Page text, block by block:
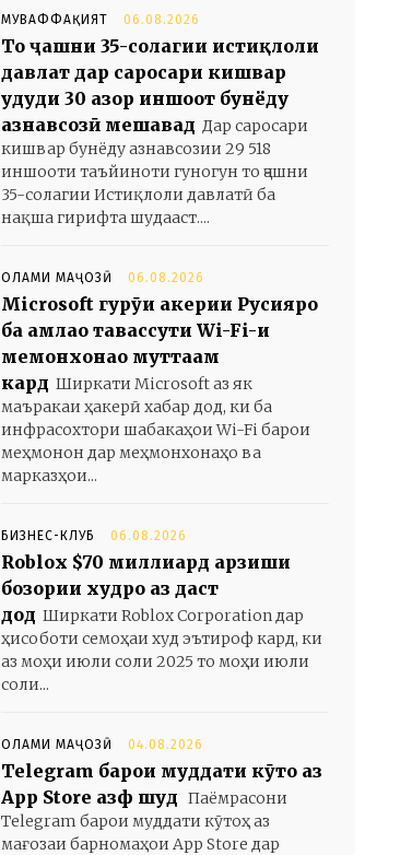
МУВАФФАҚИЯТ 06.08.2026
То ҷашни 35-солагии истиқлоли
давлат дар саросари кишвар
ҳудуди 30 ҳазор иншоот бунёду
азнавсозӣ мешавад Дар саросари
кишвар бунёду азнавсозии 29 518
иншооти таъйиноти гуногун то ҷашни
35-солагии Истиқлоли давлатӣ ба
нақша гирифта шудааст....
ОЛАМИ МАҶОЗӢ 06.08.2026
Microsoft гурӯҳи ҳакерии Русияро
ба ҳамлаҳо тавассути Wi-Fi-и
меҳмонхонаҳо муттаҳам
кард Ширкати Microsoft аз як
маъракаи ҳакерӣ хабар дод, ки ба
инфрасохтори шабакаҳои Wi-Fi барои
меҳмонон дар меҳмонхонаҳо ва
марказҳои...
БИЗНЕС-КЛУБ 06.08.2026
Roblox $70 миллиард арзиши
бозории худро аз даст
дод Ширкати Roblox Corporation дар
ҳисоботи семоҳаи худ эътироф кард, ки
аз моҳи июли соли 2025 то моҳи июли
соли...
ОЛАМИ МАҶОЗӢ 04.08.2026
Telegram барои муддати кӯтоҳ аз
App Store ҳазф шуд Паёмрасони
Telegram барои муддати кӯтоҳ аз
мағозаи барномаҳои App Store дар